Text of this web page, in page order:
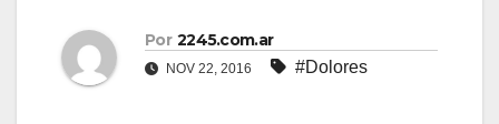
Por 2245.com.ar
NOV 22, 2016 #Dolores